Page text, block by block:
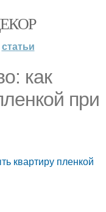
статьи
как
при
квартиру пленкой